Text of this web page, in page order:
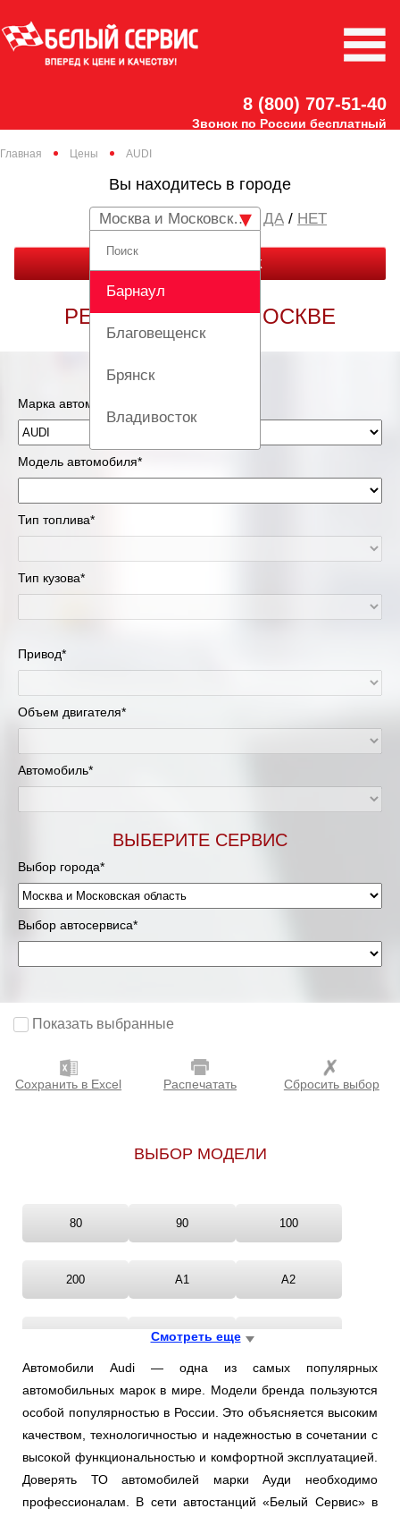
8 (800) 707-51-40
Звонок по России бесплатный
Главная Цены AUDI
Вы находитесь в городе
Москва и Московская область
Барнаул
Благовещенск
Брянск
Владивосток
Вологда
Екатеринбург
Красноярск
Липецк
Москва и Московская область
Мурманск
Нижневартовск
Нижний Новгород
Новосибирск
Оренбург
Ростов-на-Дону
Санкт-Петербург
Саратов
Солнцево
Сургут
Тольятти
/ НЕТ
ЗАКАЗАТЬ ЗВОНОК
РЕМОНТ АУДИ В МОСКВЕ
Марка автомобиля*
Модель автомобиля*
Тип топлива*
Тип кузова*
Привод*
Объем двигателя*
Автомобиль*
ВЫБЕРИТЕ СЕРВИС
Выбор города*
Выбор автосервиса*
Показать выбранные
Сохранить в Excel Распечатать Сбросить выбор
ВЫБОР МОДЕЛИ
80 90 100
200 A1 A2
A4
A6 A7 A8
COUPE Q3 Q5
Смотреть еще
Автомобили Audi — одна из самых популярных
автомобильных марок в мире. Модели бренда пользуются
особой популярностью в России. Это объясняется высоким
качеством, технологичностью и надежностью в сочетании с
высокой функциональностью и комфортной эксплуатацией.
Доверять ТО автомобилей марки Ауди необходимо
профессионалам. В сети автостанций «Белый Сервис» в